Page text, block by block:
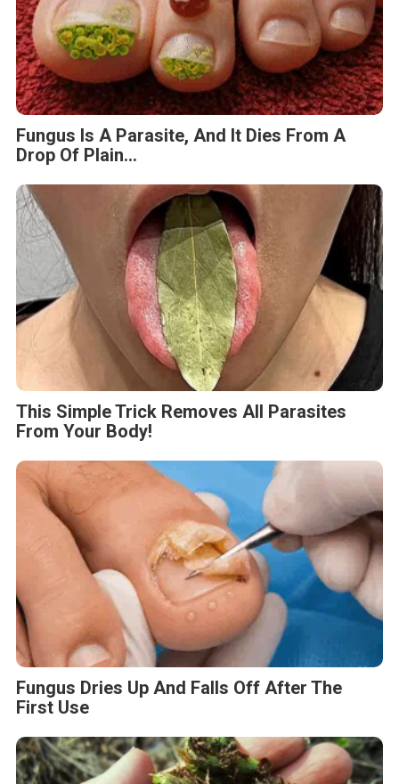
Fungus Is A Parasite, And It Dies From A
Drop Of Plain...
This Simple Trick Removes All Parasites
From Your Body!
Fungus Dries Up And Falls Off After The
First Use